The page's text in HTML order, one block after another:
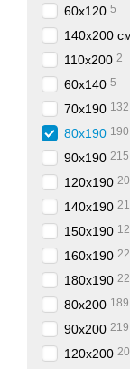
60x120 5
140x200
110x200 2
60x140 5
70x190 132
80x190 190
90x190 215
120x190
140x190
150x190
160x190
180x190
80x200 189
90x200 219
120x200